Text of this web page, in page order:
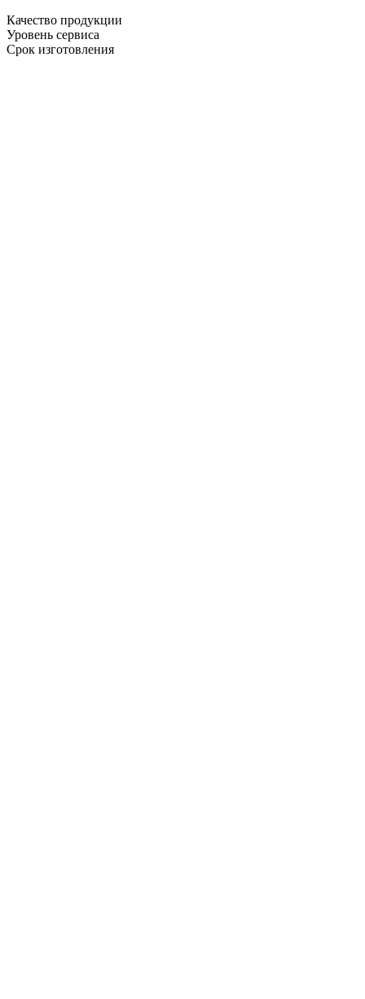
Качество продукции
Уровень сервиса
Срок изготовления